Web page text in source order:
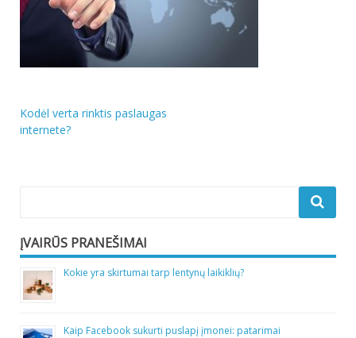
Navigacija
tarp
Kodėl verta rinktis paslaugas
internete?
ĮVAIRŪS PRANEŠIMAI
Kokie yra skirtumai tarp lentynų laikiklių?
Kaip Facebook sukurti puslapį įmonei: patarimai